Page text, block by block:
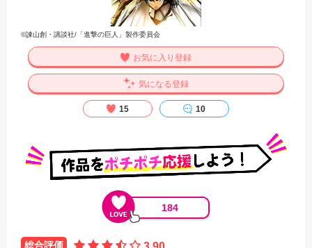
©諫山創・講談社/「進撃の巨人」製作委員会
お気に入り登録
気になる登録
15 10
184
総合評価